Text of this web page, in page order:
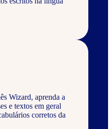
Wizard, aprenda a
e textos em geral
corretos da